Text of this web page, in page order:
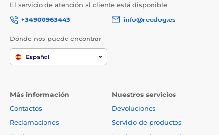
El servicio de atención al cliente está disponible
+34900963443
info@reedog.es
Dónde nos puede encontrar
Español
Más información
Contactos
Reclamaciones
Nuestros servicios
Devoluciones
Servicio de productos